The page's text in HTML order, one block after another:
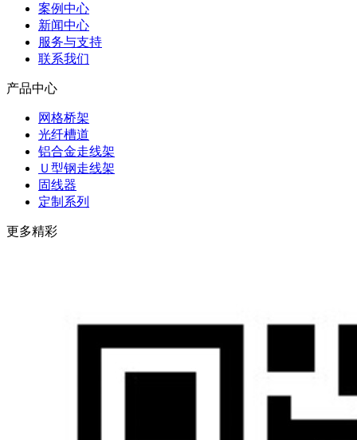
案例中心
新闻中心
服务与支持
联系我们
产品中心
网格桥架
光纤槽道
铝合金走线架
Ｕ型钢走线架
固线器
定制系列
更多精彩